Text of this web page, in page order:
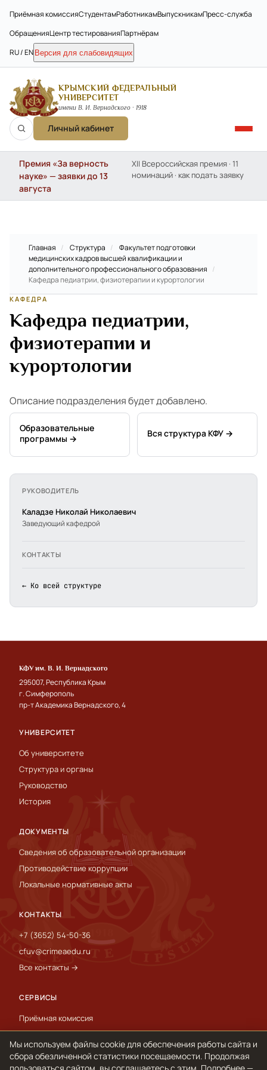
Приёмная комиссияСтудентамРаботникамВыпускникамПресс-служба
ОбращенияЦентр тестированияПартнёрам
RU / EN Версия для слабовидящих
КРЫМСКИЙ ФЕДЕРАЛЬНЫЙ
УНИВЕРСИТЕТ
имени В. И. Вернадского · 1918
Личный кабинет
Премия «За верность
науке» — заявки до 13
августа
XII Всероссийская премия · 11
номинаций · как подать заявку
Главная / Структура /
Факультет подготовки
медицинских кадров высшей квалификации и
дополнительного профессионального образования /
Кафедра педиатрии, физиотерапии и курортологии
КАФЕДРА
Кафедра педиатрии,
физиотерапии и
курортологии
Описание подразделения будет добавлено.
Образовательные
программы →
Вся структура КФУ →
РУКОВОДИТЕЛЬ
Каладзе Николай Николаевич
Заведующий кафедрой
КОНТАКТЫ
← Ко всей структуре
КФУ им. В. И. Вернадского
295007, Республика Крым
г. Симферополь
пр-т Академика Вернадского, 4
УНИВЕРСИТЕТ
Об университете
Структура и органы
Руководство
История
ДОКУМЕНТЫ
Сведения об образовательной организации
Противодействие коррупции
Локальные нормативные акты
КОНТАКТЫ
+7 (3652) 54-50-36
cfuv@crimeaedu.ru
Все контакты →
СЕРВИСЫ
Приёмная комиссия
Пресс-служба
International
Мы используем файлы cookie для обеспечения работы сайта и
сбора обезличенной статистики посещаемости. Продолжая